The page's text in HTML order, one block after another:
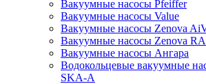
Вакуумные насосы Pfeiffer
Вакуумные насосы Value
Вакуумные насосы Zenova
Вакуумные насосы Zenova RA
Вакуумные насосы Ангара
Водокольцевые вакуумные
SKA-A